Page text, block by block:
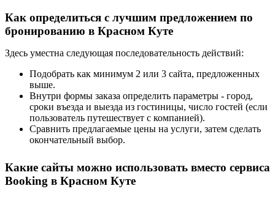
Как определиться с лучшим предложением по
бронированию в Красном Куте
Здесь уместна следующая последовательность действий:
Подобрать как минимум 2 или 3 сайта, предложенных
выше.
Внутри формы заказа определить параметры - город,
сроки въезда и выезда из гостиницы, число гостей (если
пользователь путешествует с компанией).
Сравнить предлагаемые цены на услуги, затем сделать
окончательный выбор.
Какие сайты можно использовать вместо сервиса
Booking в Красном Куте